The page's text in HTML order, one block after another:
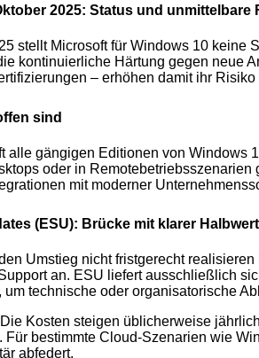
2025: Status und unmittelbare
stellt Microsoft für Windows 10
kontinuierliche Härtung gegen neue
– erhöhen damit ihr
sind
alle gängigen Editionen von Windows
oder in
mit moderner
(ESU): Brücke mit klarer
Umstieg nicht fristgerecht
an. ESU liefert ausschließlich
technische oder organisatorische
Kosten steigen üblicherweise
Für bestimmte Cloud-Szenarien wie
abfedert.